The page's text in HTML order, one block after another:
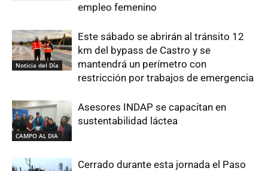
empleo femenino
Noticia del Día
Este sábado se abrirán al tránsito 12
km del bypass de Castro y se
mantendrá un perímetro con
restricción por trabajos de emergencia
CAMPO AL DIA
Asesores INDAP se capacitan en
sustentabilidad láctea
Cerrado durante esta jornada el Paso